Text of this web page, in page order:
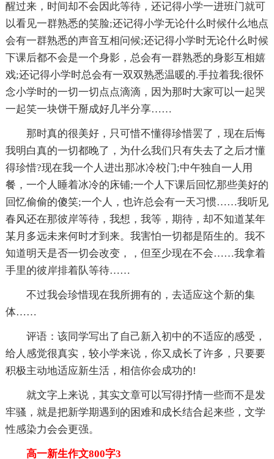
醒过来，时间却不会因此等待，还记得小学一进班门就可
以看见一群熟悉的笑脸;还记得小学无论什么时候什么地点
会有一群熟悉的声音互相问候;还记得小学时无论什么时候
下课后都不会是一个身影，总会有一群熟悉的身影互相嬉
戏;还记得小学时总会有一双双熟悉温暖的.手拉着我;很怀
念小学时的一切一切点点滴滴，因为那时大家可以一起哭
一起笑一块饼干掰成好几半分享……
那时真的很美好，只可惜不懂得珍惜罢了，现在后悔
我明白真的一切都晚了，为什么我们只有失去了之后才懂
得珍惜?现在我一个人进出那冰冷校门;中午独自一人用
餐，一个人睡着冰冷的床铺;一个人下课后回忆那些美好的
回忆偷偷的傻笑;一个人，也许总会有一天习惯……我听见
春风还在那彼岸等待，我想，我等，期待，却不知道某年
某月多远未来何时才到来。我害怕一切都是陌生的。我不
知道明天是否一切会改变，，但至少现在不会……我拿着
手里的彼岸排着队等待……
不过我会珍惜现在我所拥有的，去适应这个新的集
体……
评语：该同学写出了自己新入初中的不适应的感受，
给人感觉很真实，较小学来说，你又成长了许多，只要要
积极主动地适应新生活，相信你会成功的!
就文字上来说，其实文章可以写得抒情一些而不是发
牢骚，就是把新学期遇到的困难和成长结合起来些，文学
性感染力会会更强。
高一新生作文800字3